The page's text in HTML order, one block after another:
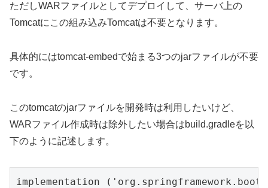
ただしWARファイルとしてデプロイして、サーバ上の
Tomcatにこの組み込みTomcatは不要となります。
具体的にはtomcat-embedで始まる3つのjarファイルが不要
です。
このtomcatのjarファイルを開発時は利用したいけど、
WARファイル作成時は除外したい場合はbuild.gradleを以
下のように記述します。
implementation